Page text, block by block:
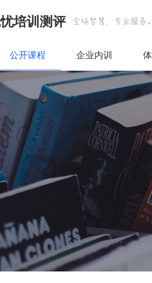
培训测评
公开课程 企业内训